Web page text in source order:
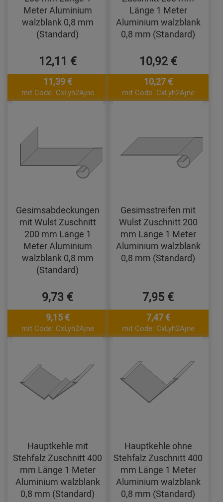
Meter Aluminium
walzblank 0,8 mm
(Standard)
12,11 €
11,39 €
mit Code: CxLyh2Ajne
Länge 1 Meter
Aluminium walzblank
0,8 mm (Standard)
10,92 €
10,27 €
mit Code: CxLyh2Ajne
Gesimsabdeckungen
mit Wulst Zuschnitt
200 mm Länge 1
Meter Aluminium
walzblank 0,8 mm
(Standard)
9,73 €
9,15 €
mit Code: CxLyh2Ajne
Gesimsstreifen mit
Wulst Zuschnitt 200
mm Länge 1 Meter
Aluminium walzblank
0,8 mm (Standard)
7,95 €
7,47 €
mit Code: CxLyh2Ajne
Hauptkehle mit
Stehfalz Zuschnitt 400
mm Länge 1 Meter
Aluminium walzblank
0,8 mm (Standard)
Hauptkehle ohne
Stehfalz Zuschnitt 400
mm Länge 1 Meter
Aluminium walzblank
0,8 mm (Standard)